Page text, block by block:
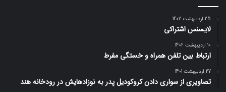
25 اردیبهشت 1402
لایسنس اشتراکی
10 اردیبهشت 1402
ارتباط بین تلفن همراه و خستگی مفرط
27 اردیبهشت 1401
تصاویری از سواری دادن کروکودیل پدر به نوزادهایش در رودخانه هند